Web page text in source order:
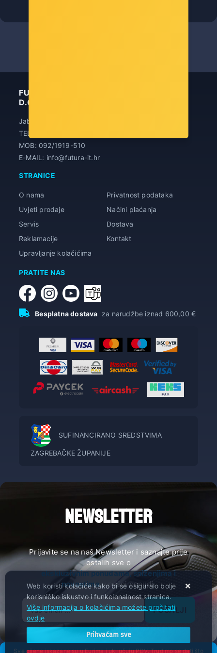
FUTURA INFORMATIČKA TEHNOLOGIJA
D.O.O.
Jablanska 19, 10000 Zagreb
TEL: 01/7787-044
MOB: 092/1919-510
E-MAIL: info@futura-it.hr
STRANICE
O nama
Privatnost podataka
Uvjeti prodaje
Načini plaćanja
Servis
Dostava
Reklamacije
Kontakt
Upravljanje kolačićima
PRATITE NAS
Besplatna dostava za narudžbe iznad 600,00 €
SUFINANCIRANO SREDSTVIMA
ZAGREBAČKE ŽUPANIJE
NEWSLETTER
Prijavite se na naš Newsletter i saznajte prije
ostalih sve o
ekskluzivnim ponudama, sniženjima i
novostimau našoj ponudi.
POŠALJI
Sve cijene iskazane su u Eurima i uključuju PDV. Trudimo se dati što
Web koristi kolačiće kako bi se osiguralo bolje
korisničko iskustvo i funkcionalnost stranica.
Više informacija o kolačićima možete pročitati
ovdje
Prihvaćam sve